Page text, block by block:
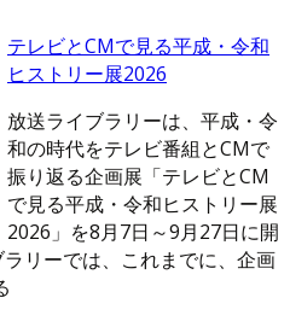
テレビとCMで見る平成・令和
ヒストリー展2026
放送ライブラリーは、平成・令
和の時代をテレビ番組とCMで
振り返る企画展「テレビとCM
で見る平成・令和ヒストリー展
2026」を8月7日～9月27日に開
リーでは、これまでに、企画